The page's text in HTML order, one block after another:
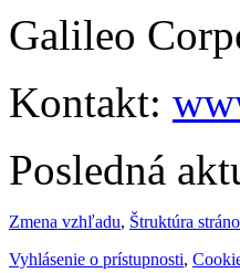
Galileo
Kontakt:
Posledná
Zmena vzhľadu, Štruktúra
Vyhlásenie o prístupnosti,